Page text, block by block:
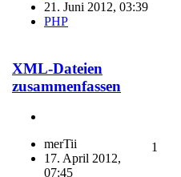
21. Juni 2012, 03:39
PHP
XML-Dateien
zusammenfassen
merTii
17. April 2012,
07:45
1